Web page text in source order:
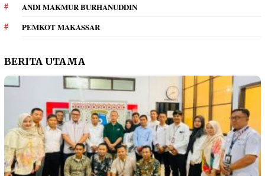
ANDI MAKMUR BURHANUDDIN
PEMKOT MAKASSAR
BERITA UTAMA